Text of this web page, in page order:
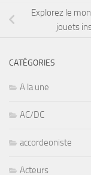
Explorez le
jouets
CATÉGORIES
A la une
AC/DC
accordeoniste
Acteurs